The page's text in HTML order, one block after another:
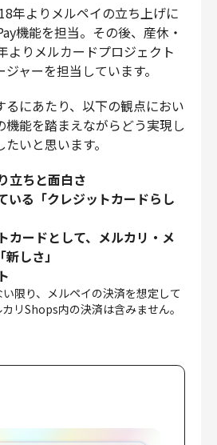
ト
バシー
年よりメルペイの立ち上げに
機能を担当。その後、産休・
よりメルカードプロジェクト
ャーを担当しています。
るにあたり、以下の観点におい
機能を踏まえながらどう実現し
いと思います。
立ちと面白さ
いる「クレジットカードらし
カードとして、メルカリ・メ
しさ」
限り、メルペイの決済を想定して
リShops内の決済は含みません。